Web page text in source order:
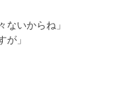
ないからね」
が」